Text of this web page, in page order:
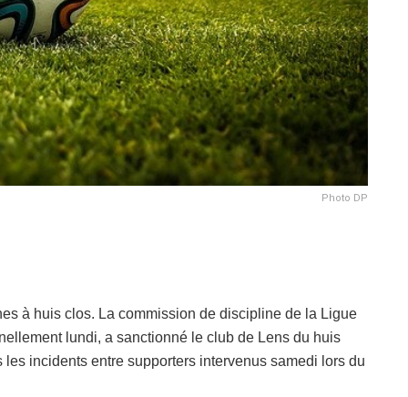
Photo DP
à huis clos. La commission de discipline de la Ligue
lundi, a sanctionné le club de Lens du huis
incidents entre supporters intervenus samedi lors du